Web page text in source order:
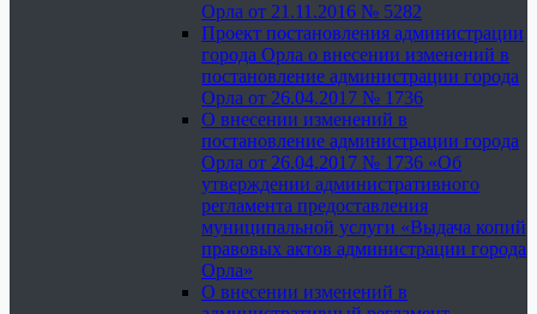
Орла от 21.11.2016 № 5282
Проект постановления администрации
города Орла о внесении изменений в
постановление администрации города
Орла от 26.04.2017 № 1736
О внесении изменений в
постановление администрации города
Орла от 26.04.2017 № 1736 «Об
утверждении административного
регламента предоставления
муниципальной услуги «Выдача копий
правовых актов администрации города
Орла»
О внесении изменений в